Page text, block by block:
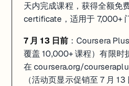
天内完成课程，获得全额免
certificate，适用于 7,000+
7 月 13 日前：Coursera
覆盖 10,000+ 课程）有限时
在coursera.org/
（活动页显示促销至 7 月 13